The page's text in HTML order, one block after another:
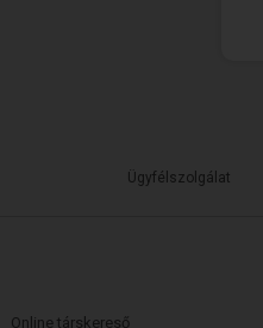
Ügyfélszolgálat
Online társkereső